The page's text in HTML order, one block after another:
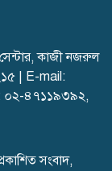
পাসের
৫ পেল
এগিয়ে
উচ্চ
সেন্টার, কাজী নজরুল
| E-mail:
০২-৪৭১১৯৩৯২,
সংবাদ,